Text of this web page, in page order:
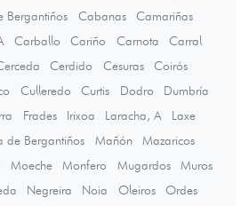
Bergantiños Cabanas
Camariñas
Carballo Cariño Carnota
Carral
Cerdido Cesuras
Coirós
Culleredo Curtis Dodro
Dumbría
Frades Irixoa Laracha, A
Laxe
de Bergantiños Mañón
Mazaricos
Moeche Monfero Mugardos
Muros
Negreira Noia Oleiros
Ordes